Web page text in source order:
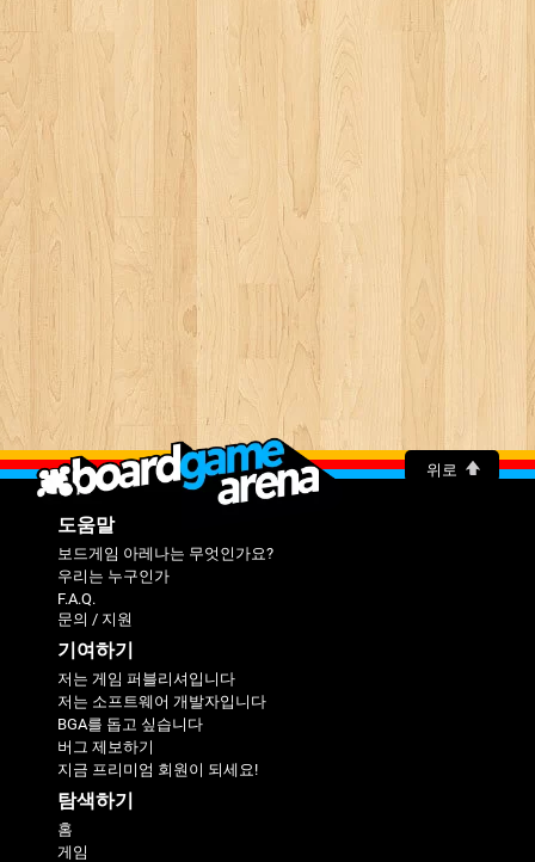
위로
도움말
보드게임 아레나는 무엇인가요?
우리는 누구인가
F.A.Q.
문의 / 지원
기여하기
저는 게임 퍼블리셔입니다
저는 소프트웨어 개발자입니다
BGA를 돕고 싶습니다
버그 제보하기
지금 프리미엄 회원이 되세요!
탐색하기
홈
게임